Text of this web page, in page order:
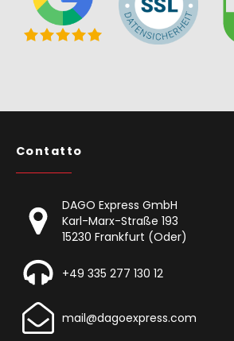
Contatto
DAGO Express GmbH
Karl-Marx-Straße 193
15230 Frankfurt (Oder)
+49 335 277 130 12
mail@dagoexpress.com